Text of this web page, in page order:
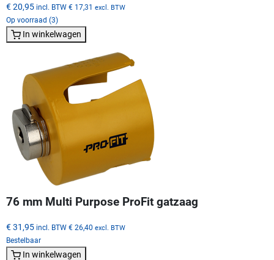
€ 20,95 incl. BTW € 17,31 excl. BTW
Op voorraad (3)
In winkelwagen
76 mm Multi Purpose ProFit gatzaag
€ 31,95 incl. BTW € 26,40 excl. BTW
Bestelbaar
In winkelwagen